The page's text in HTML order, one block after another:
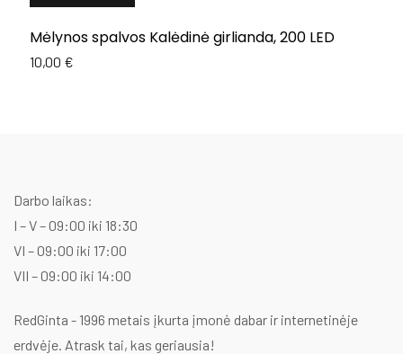
Mėlynos spalvos Kalėdinė girlianda, 200 LED
10,00 €
Darbo laikas:
I – V – 09:00 iki 18:30
VI – 09:00 iki 17:00
VII – 09:00 iki 14:00
RedGinta - 1996 metais įkurta įmonė dabar ir internetinėje
erdvėje. Atrask tai, kas geriausia!